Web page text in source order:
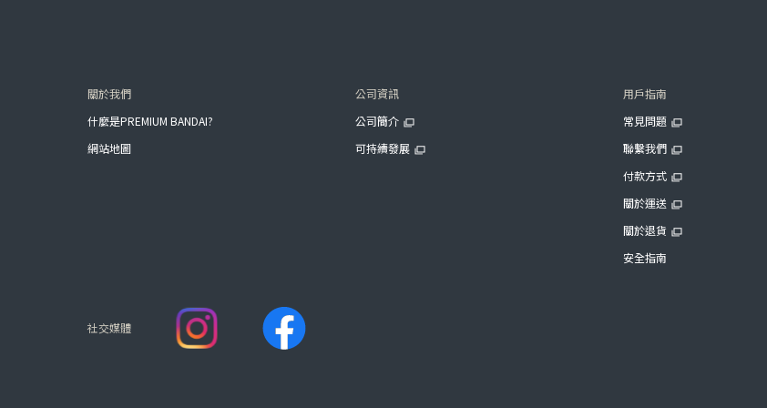
關於我們
什麼是PREMIUM BANDAI?
網站地圖
公司資訊
公司簡介
可持續發展
用戶指南
常見問題
聯繫我們
付款方式
關於運送
關於退貨
安全指南
社交媒體